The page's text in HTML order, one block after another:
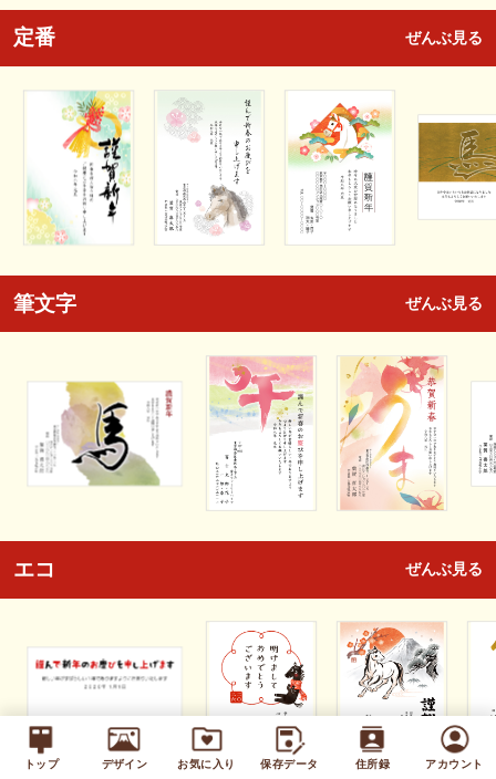
トップ デザイン お気に入り 保存データ 住所録 アカウント
定番 ぜんぶ見る
筆文字 ぜんぶ見る
エコ ぜんぶ見る